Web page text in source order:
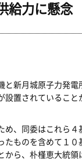
給力に懸念
新月城原子力発
置されていること
、同委はこれら
ものを含めて１
ら、朴槿恵大統領